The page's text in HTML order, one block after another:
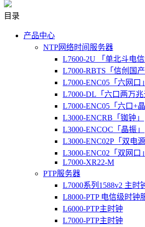
目录
产品中心
NTP网络时间服务器
L7600-2U 「单北斗电
L7000-RBTS「信创国产
L7000-ENC05「六网口」
L7000-DL「六口两万兆
L7000-ENC05「六口+晶
L3000-ENCRB「铷钟」
L3000-ENCOC「晶振」
L3000-ENC02P「双电源
L3000-ENC02「双网口」
L7000-XR22-M
PTP服务器
L7000系列1588v2 主时
L8000-PTP 电信级时钟
L6000-PTP主时钟
L7000-PTP主时钟